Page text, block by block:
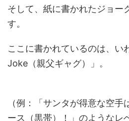
そして、紙に書かれたジョー
す。
ここに書かれているのは、い
Joke（親父ギャグ）」。
（例：「サンタが得意な空手
ース（黒帯）！」のようなレ